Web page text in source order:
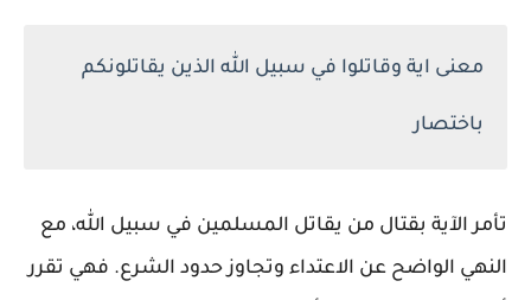
معنى اية وقاتلوا في سبيل الله الذين يقاتلونكم
باختصار
تأمر الآية بقتال من يقاتل المسلمين في سبيل الله، مع
النهي الواضح عن الاعتداء وتجاوز حدود الشرع. فهي تقرر